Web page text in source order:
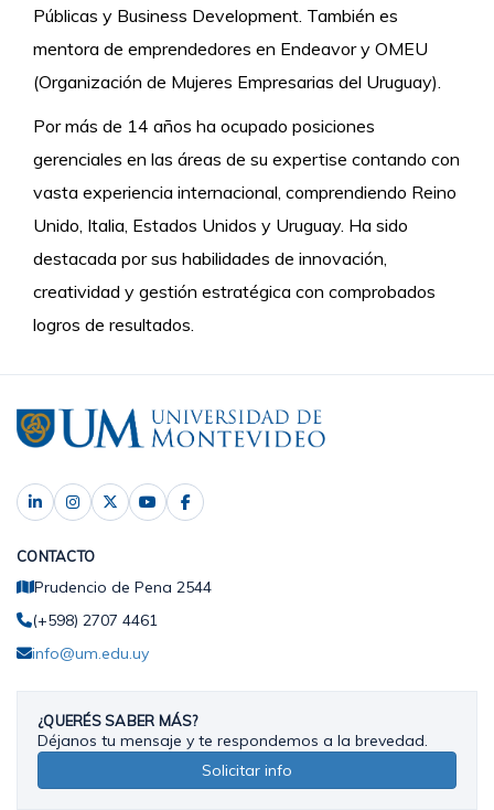
Públicas y Business Development. También es
mentora de emprendedores en Endeavor y OMEU
(Organización de Mujeres Empresarias del Uruguay).
Por más de 14 años ha ocupado posiciones
gerenciales en las áreas de su expertise contando con
vasta experiencia internacional, comprendiendo Reino
Unido, Italia, Estados Unidos y Uruguay. Ha sido
destacada por sus habilidades de innovación,
creatividad y gestión estratégica con comprobados
logros de resultados.
CONTACTO
Prudencio de Pena 2544
(+598) 2707 4461
info@um.edu.uy
¿QUERÉS SABER MÁS?
Déjanos tu mensaje y te respondemos a la brevedad.
Solicitar info